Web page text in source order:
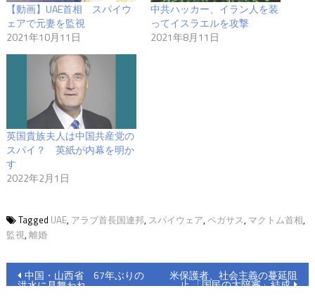
【動画】UAE首相 スパイウ
ェアで元妻を監視
2021年10月11日
中共ハッカー、イラン人を装
ってイスラエルを攻撃
2021年8月11日
英国貴族夫人は中国共産党の
スパイ？ 英紙が内幕を明か
す
2022年2月1日
Tagged UAE​​​​, アラブ首長国連邦, スパイウェア, ペガサス, マクトム首相,
監視, 離婚
投中国・山西省 67年ぶりの
洪水に見舞われ
米保護者、社会主義の蔓延阻
止 「国民の大陪審」結成